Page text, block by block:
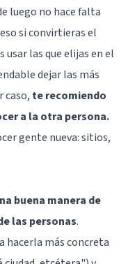
luego no hace falta
si convirtieras el
las que elijas en el
dejar las más
caso, te recomiendo
a la otra persona.
gente nueva: sitios,
buena manera de
las personas.
hacerla más concreta